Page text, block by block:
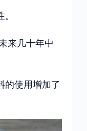
来几十年中
的使用增加了